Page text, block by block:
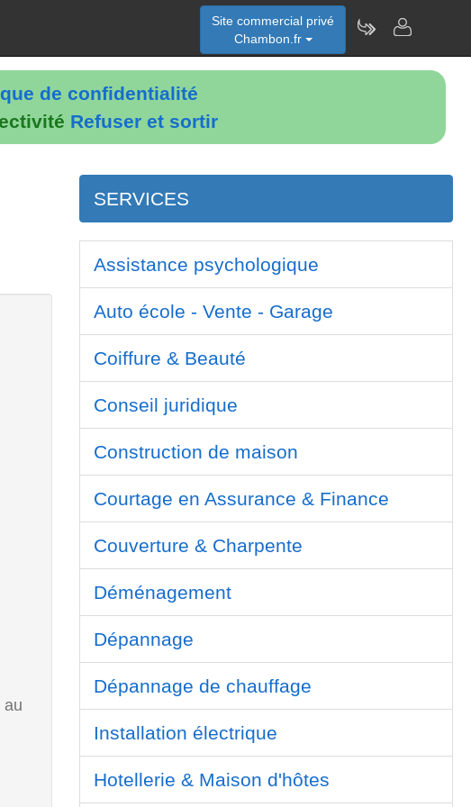
de confidentialité
Refuser et sortir
Site commercial privé
Chambon.fr
au
SERVICES
Assistance psychologique
Auto école - Vente - Garage
Coiffure & Beauté
Conseil juridique
Construction de maison
Courtage en Assurance & Finance
Couverture & Charpente
Déménagement
Dépannage
Dépannage de chauffage
Installation électrique
Hotellerie & Maison d'hôtes